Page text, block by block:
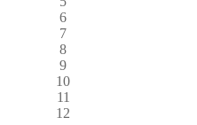
6
7
8
9
10
11
12